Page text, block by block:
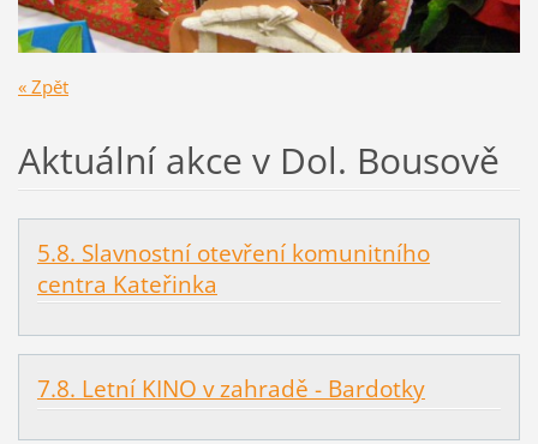
« Zpět
Aktuální akce v Dol. Bousově
5.8. Slavnostní otevření komunitního
centra Kateřinka
7.8. Letní KINO v zahradě - Bardotky